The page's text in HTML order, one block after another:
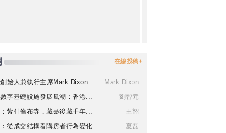
在線投稿+
創始人兼執行主席Mark Dixon...
Mark Dixon
字基礎設施發展風潮：香港...
劉智元
紮什倫布寺，藏盡後藏千年...
王韶
從成交結構看購房者行為變化
夏磊